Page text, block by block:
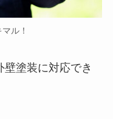
ル！
塗装に対応でき